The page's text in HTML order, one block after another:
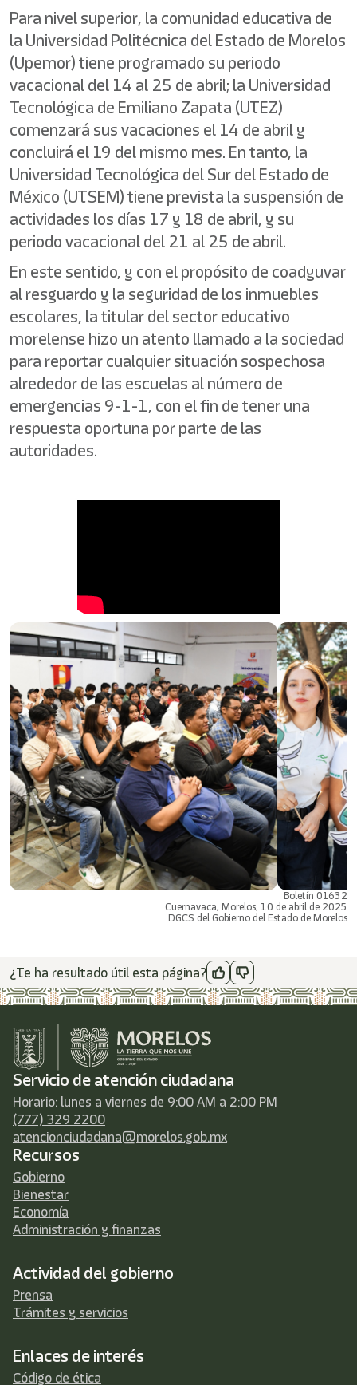
Para nivel superior, la comunidad educativa de
la Universidad Politécnica del Estado de Morelos
(Upemor) tiene programado su periodo
vacacional del 14 al 25 de abril; la Universidad
Tecnológica de Emiliano Zapata (UTEZ)
comenzará sus vacaciones el 14 de abril y
concluirá el 19 del mismo mes. En tanto, la
Universidad Tecnológica del Sur del Estado de
México (UTSEM) tiene prevista la suspensión de
actividades los días 17 y 18 de abril, y su
periodo vacacional del 21 al 25 de abril.
En este sentido, y con el propósito de coadyuvar
al resguardo y la seguridad de los inmuebles
escolares, la titular del sector educativo
morelense hizo un atento llamado a la sociedad
para reportar cualquier situación sospechosa
alrededor de las escuelas al número de
emergencias 9-1-1, con el fin de tener una
respuesta oportuna por parte de las
autoridades.
Boletín 01632
Cuernavaca, Morelos; 10 de abril de 2025
DGCS del Gobierno del Estado de Morelos
¿Te ha resultado útil esta página?
Servicio de atención ciudadana
Horario: lunes a viernes de 9:00 AM a 2:00 PM
(777) 329 2200
atencionciudadana@morelos.gob.mx
Recursos
Gobierno
Bienestar
Economía
Administración y finanzas
Actividad del gobierno
Prensa
Trámites y servicios
Enlaces de interés
Código de ética